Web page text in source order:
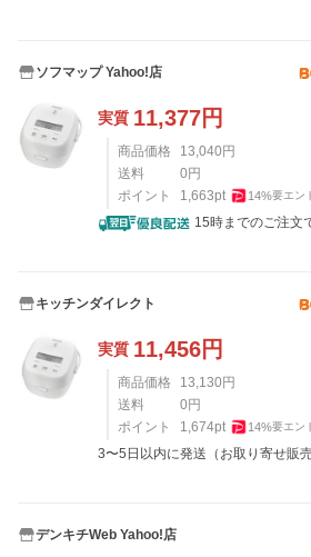
ソフマップ Yahoo!店
実質 11,377円
商品価格 13,040円
送料
0円
ポイント
1,663pt 14%要エン
15時までのご注文
キッチンダイレクト
実質 11,456円
商品価格 13,130円
送料
0円
ポイント
1,674pt 14%要エン
3〜5日以内に発送（お取り寄せ販
デンキチWeb Yahoo!店